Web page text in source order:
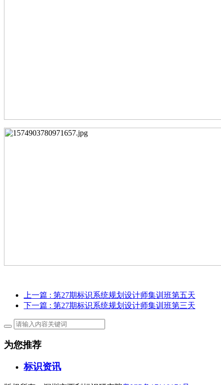
上一篇 : 第27期标识系统规划设计师集训班第五天
下一篇 : 第27期标识系统规划设计师集训班第三天
为您推荐
标识资讯